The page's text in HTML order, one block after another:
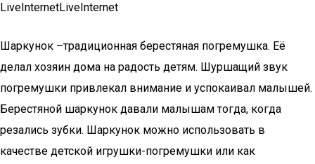
LiveInternetLiveInternet
Шаркунок –традиционная берестяная погремушка. Её
делал хозяин дома на радость детям. Шуршащий звук
погремушки привлекал внимание и успокаивал малышей.
Берестяной шаркунок давали малышам тогда, когда
резались зубки. Шаркунок можно использовать в
качестве детской игрушки-погремушки или как